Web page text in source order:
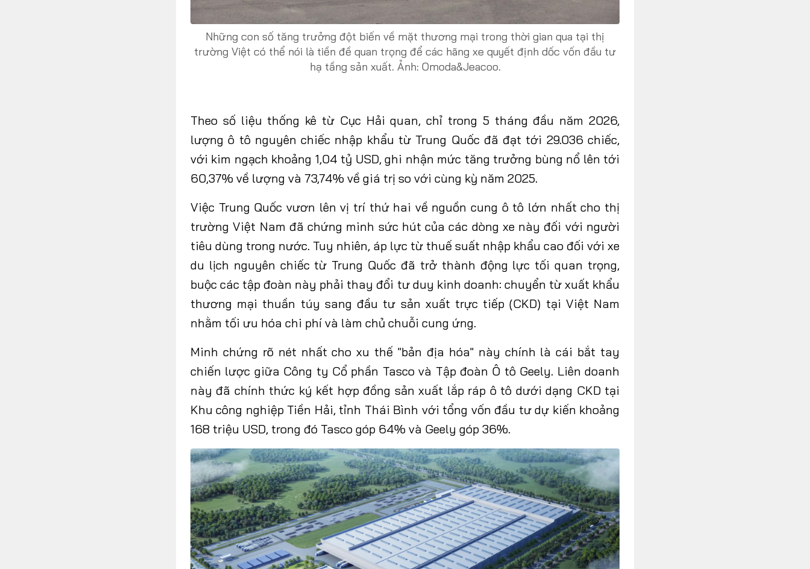
Những con số tăng trưởng đột biến về mặt thương mại trong thời gian qua tại thị
trường Việt có thể nói là tiền đề quan trọng để các hãng xe quyết định dốc vốn đầu tư
hạ tầng sản xuất. Ảnh: Omoda&Jeacoo.
Theo số liệu thống kê từ Cục Hải quan, chỉ trong 5 tháng đầu năm 2026,
lượng ô tô nguyên chiếc nhập khẩu từ Trung Quốc đã đạt tới 29.036 chiếc,
với kim ngạch khoảng 1,04 tỷ USD, ghi nhận mức tăng trưởng bùng nổ lên tới
60,37% về lượng và 73,74% về giá trị so với cùng kỳ năm 2025.
Việc Trung Quốc vươn lên vị trí thứ hai về nguồn cung ô tô lớn nhất cho thị
trường Việt Nam đã chứng minh sức hút của các dòng xe này đối với người
tiêu dùng trong nước. Tuy nhiên, áp lực từ thuế suất nhập khẩu cao đối với xe
du lịch nguyên chiếc từ Trung Quốc đã trở thành động lực tối quan trọng,
buộc các tập đoàn này phải thay đổi tư duy kinh doanh: chuyển từ xuất khẩu
thương mại thuần túy sang đầu tư sản xuất trực tiếp (CKD) tại Việt Nam
nhằm tối ưu hóa chi phí và làm chủ chuỗi cung ứng.
Minh chứng rõ nét nhất cho xu thế "bản địa hóa" này chính là cái bắt tay
chiến lược giữa Công ty Cổ phần Tasco và Tập đoàn Ô tô Geely. Liên doanh
này đã chính thức ký kết hợp đồng sản xuất lắp ráp ô tô dưới dạng CKD tại
Khu công nghiệp Tiền Hải, tỉnh Thái Bình với tổng vốn đầu tư dự kiến khoảng
168 triệu USD, trong đó Tasco góp 64% và Geely góp 36%.